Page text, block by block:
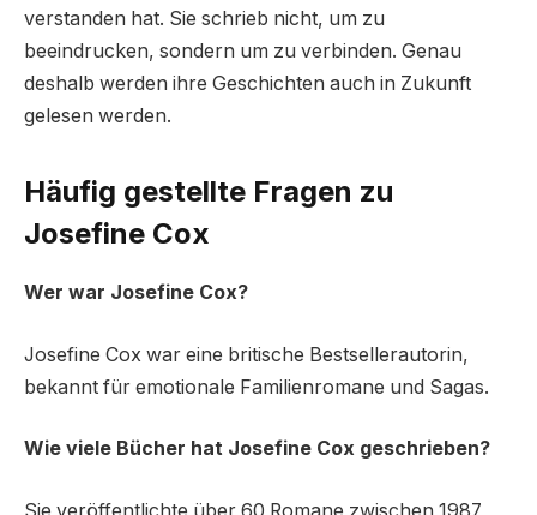
verstanden hat. Sie schrieb nicht, um zu
beeindrucken, sondern um zu verbinden. Genau
deshalb werden ihre Geschichten auch in Zukunft
gelesen werden.
Häufig gestellte Fragen zu
Josefine Cox
Wer war Josefine Cox?
Josefine Cox war eine britische Bestsellerautorin,
bekannt für emotionale Familienromane und Sagas.
Wie viele Bücher hat Josefine Cox geschrieben?